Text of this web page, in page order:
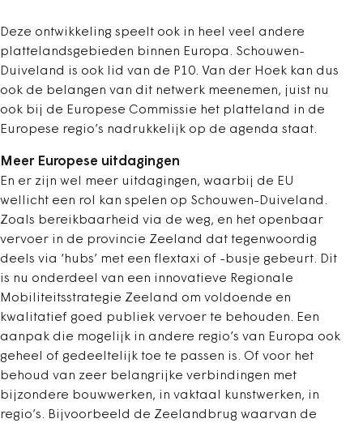
Deze ontwikkeling speelt ook in heel veel andere
plattelandsgebieden binnen Europa. Schouwen-
Duiveland is ook lid van de P10. Van der Hoek kan dus
ook de belangen van dit netwerk meenemen, juist nu
ook bij de Europese Commissie het platteland in de
Europese regio’s nadrukkelijk op de agenda staat.
Meer Europese uitdagingen
En er zijn wel meer uitdagingen, waarbij de EU
wellicht een rol kan spelen op Schouwen-Duiveland.
Zoals bereikbaarheid via de weg, en het openbaar
vervoer in de provincie Zeeland dat tegenwoordig
deels via ‘hubs’ met een flextaxi of -busje gebeurt. Dit
is nu onderdeel van een innovatieve Regionale
Mobiliteitsstrategie Zeeland om voldoende en
kwalitatief goed publiek vervoer te behouden. Een
aanpak die mogelijk in andere regio’s van Europa ook
geheel of gedeeltelijk toe te passen is. Of voor het
behoud van zeer belangrijke verbindingen met
bijzondere bouwwerken, in vaktaal kunstwerken, in
regio’s. Bijvoorbeeld de Zeelandbrug waarvan de